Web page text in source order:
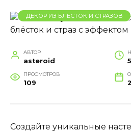
ДЕКОР ИЗ БЛЁСТОК И СТРАЗОВ
АВТОР
asteroid
ПРОСМОТРОВ
109
Создайте уникальные